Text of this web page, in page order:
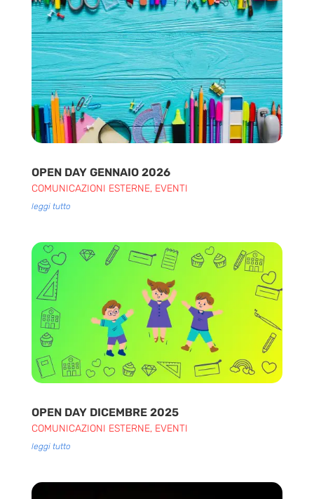
OPEN DAY GENNAIO 2026
COMUNICAZIONI ESTERNE, EVENTI
leggi tutto
OPEN DAY DICEMBRE 2025
COMUNICAZIONI ESTERNE, EVENTI
leggi tutto